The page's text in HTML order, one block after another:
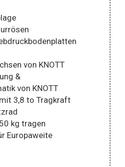
von KNOTT
&
von KNOTT
3,8 to Tragkraft
kg tragen
Europaweite